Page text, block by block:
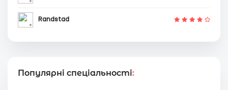
Randstad
Популярні спеціальності: